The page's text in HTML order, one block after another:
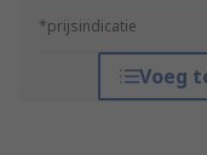
*prijsindicatie
Voeg